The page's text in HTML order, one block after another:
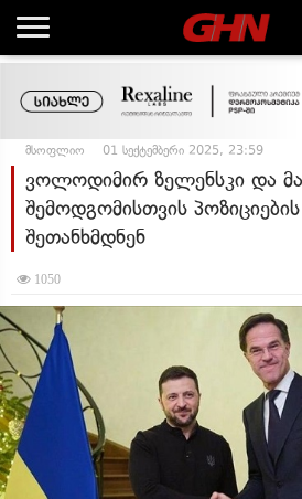
მსოფლიო 01 სექტემბერი 2025, 23:59
ვოლოდიმირ ზელენსკი და
შემოდგომისთვის
შეთანხმდნენ
1050